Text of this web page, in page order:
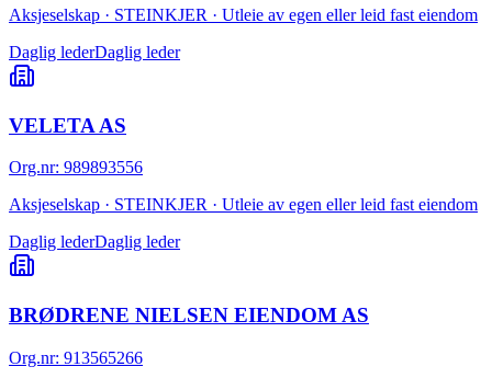
Aksjeselskap · STEINKJER · Utleie av egen eller leid fast eiendom
Daglig lederDaglig leder
VELETA AS
Org.nr: 989893556
Aksjeselskap · STEINKJER · Utleie av egen eller leid fast eiendom
Daglig lederDaglig leder
BRØDRENE NIELSEN EIENDOM AS
Org.nr: 913565266